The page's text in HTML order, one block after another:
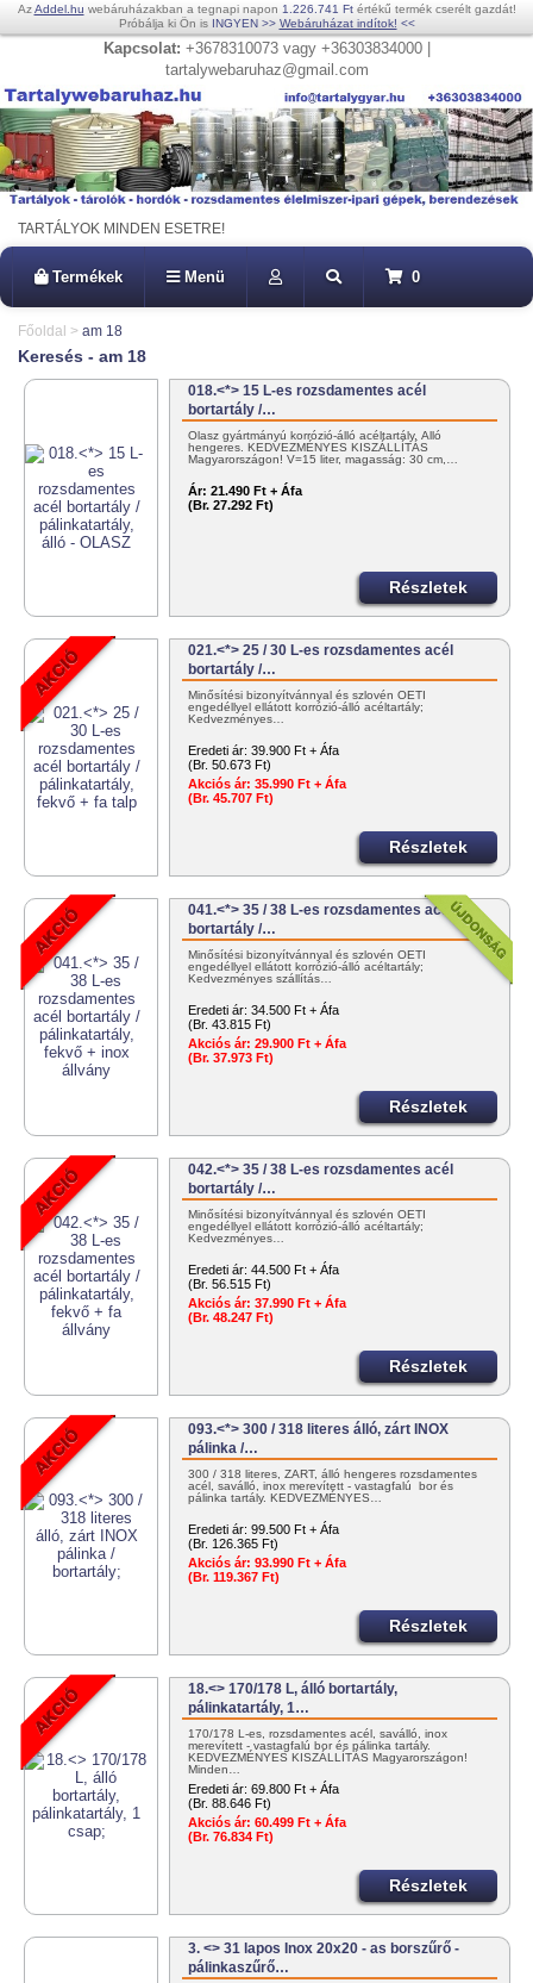
AzAddel.hu webáruházakban a tegnapi napon 1.226.741 Ftértékű termék cserélt gazdát!
Próbálja ki Ön is INGYEN >> Webáruházat indítok! <<
Kapcsolat: +3678310073 vagy +36303834000 |
tartalywebaruhaz@gmail.com
TARTÁLYOK MINDEN ESETRE!
Termékek Menü 0
Főoldal > am 18
Keresés - am 18
018.<*> 15 L-es rozsdamentes acél
bortartály /…
Olasz gyártmányú korrózió-álló acéltartály. Álló
hengeres. KEDVEZMÉNYES KISZÁLLÍTÁS
Magyarországon! V=15 liter, magasság: 30 cm,…
Ár: 21.490 Ft + Áfa
(Br. 27.292 Ft)
Részletek
021.<*> 25 / 30 L-es rozsdamentes acél
bortartály /…
Minősítési bizonyítvánnyal és szlovén OÉTI
engedéllyel ellátott korrózió-álló acéltartály;
Kedvezményes…
Eredeti ár: 39.900 Ft + Áfa
(Br. 50.673 Ft)
Akciós ár: 35.990 Ft + Áfa
(Br. 45.707 Ft)
Részletek
041.<*> 35 / 38 L-es rozsdamentes acél
bortartály /…
Minősítési bizonyítvánnyal és szlovén OÉTI
engedéllyel ellátott korrózió-álló acéltartály;
Kedvezményes szállítás…
Eredeti ár: 34.500 Ft + Áfa
(Br. 43.815 Ft)
Akciós ár: 29.900 Ft + Áfa
(Br. 37.973 Ft)
Részletek
042.<*> 35 / 38 L-es rozsdamentes acél
bortartály /…
Minősítési bizonyítvánnyal és szlovén OÉTI
engedéllyel ellátott korrózió-álló acéltartály;
Kedvezményes…
Eredeti ár: 44.500 Ft + Áfa
(Br. 56.515 Ft)
Akciós ár: 37.990 Ft + Áfa
(Br. 48.247 Ft)
Részletek
093.<*> 300 / 318 literes álló, zárt INOX
pálinka /…
300 / 318 literes, ZÁRT, álló hengeres rozsdamentes
acél, saválló, inox merevített - vastagfalú bor és
pálinka tartály. KEDVEZMÉNYES…
Eredeti ár: 99.500 Ft + Áfa
(Br. 126.365 Ft)
Akciós ár: 93.990 Ft + Áfa
(Br. 119.367 Ft)
Részletek
18.<> 170/178 L, álló bortartály,
pálinkatartály, 1…
170/178 L-es, rozsdamentes acél, saválló, inox
merevített - vastagfalú bor és pálinka tartály.
KEDVEZMÉNYES KISZÁLLÍTÁS Magyarországon!
Minden…
Eredeti ár: 69.800 Ft + Áfa
(Br. 88.646 Ft)
Akciós ár: 60.499 Ft + Áfa
(Br. 76.834 Ft)
Részletek
3. <> 31 lapos Inox 20x20 - as borszűrő -
pálinkaszűrő…